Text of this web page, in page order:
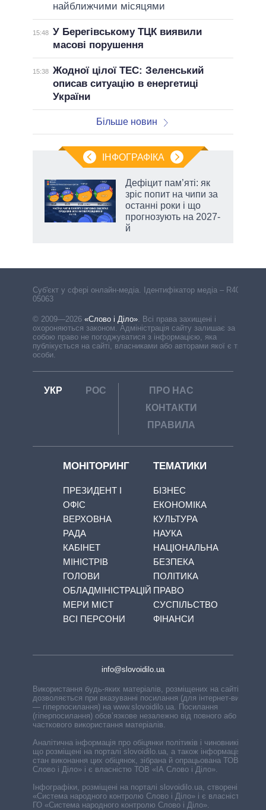
найближчими місяцями
15:48 У Берегівському ТЦК виявили
масові порушення
15:38 Жодної цілої ТЕС: Зеленський
описав ситуацію в енергетиці
України
Більше новин
ІНФОГРАФІКА
Дефіцит пам’яті: як
зріс попит на чипи за
останні роки і що
прогнозують на 2027-
й
Cуб'єкт у сфері онлайн-медіа. Ідентифікатор медіа – R40-
05063
© 2009—2026 «Слово і Діло». Всі права захищені і
охороняються законом. Адміністрація сайту залишає за
собою право не погоджуватися з інформацією, яка
публікується на сайті, власниками або авторами якої є треті
особи.
УКР РОС
ПРО НАС
КОНТАКТИ
ПРАВИЛА
МОНІТОРИНГ
ПРЕЗИДЕНТ І
ОФІС
ВЕРХОВНА
РАДА
КАБІНЕТ
МІНІСТРІВ
ГОЛОВИ
ОБЛАДМІНІСТРАЦІЙ
МЕРИ МІСТ
ВСІ ПЕРСОНИ
ТЕМАТИКИ
БІЗНЕС
ЕКОНОМІКА
КУЛЬТУРА
НАУКА
НАЦІОНАЛЬНА
БЕЗПЕКА
ПОЛІТИКА
ПРАВО
СУСПІЛЬСТВО
ФІНАНСИ
info@slovoidilo.ua
Використання будь-яких матеріалів, розміщених на сайті,
дозволяється при вказуванні посилання (для інтернет-видань
— гіперпосилання) на www.slovoidilo.ua. Посилання
(гіперпосилання) обов’язкове незалежно від повного або
часткового використання матеріалів.
Аналітична інформація про обіцянки політиків і чиновників,
що розміщені на порталі slovoidilo.ua, а також інформація про
стан виконання цих обіцянок, зібрана й опрацьована ТОВ «ІА
Слово і Діло» і є власністю ТОВ «ІА Слово і Діло».
Інфографіки, розміщені на порталі slovoidilo.ua, створені ГО
«Система народного контролю Слово і Діло» і є власністю
ГО «Система народного контролю Слово і Діло».